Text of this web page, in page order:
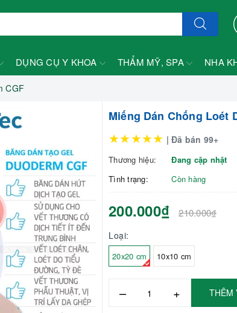
DỤNG CỤ Y KHOA THẨM MỸ, SPA NHA
CGF
Miếng Dán Chống Loét
★★★★★ | Đã bán 99+
Thương hiệu:
Đang cập nhật
Tình trạng:
Còn hàng
200.000₫ 210.000₫
Loại:
20x20 cm 10x10 cm
– + THÊM